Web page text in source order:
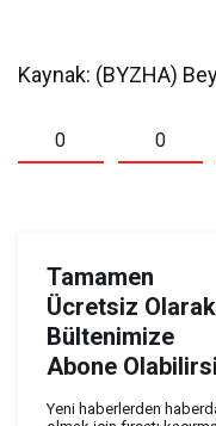
Kaynak: (BYZHA)
0 0
Tamamen
Ücretsiz Olarak
Bültenimize
Abone
Yeni haberlerden